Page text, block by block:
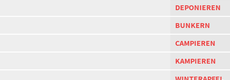
DEPONIEREN
BUNKERN
CAMPIEREN
KAMPIEREN